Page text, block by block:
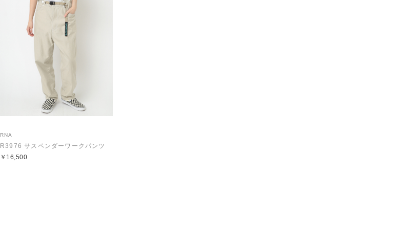
RNA
R3976 サスペンダーワークパンツ
￥16,500